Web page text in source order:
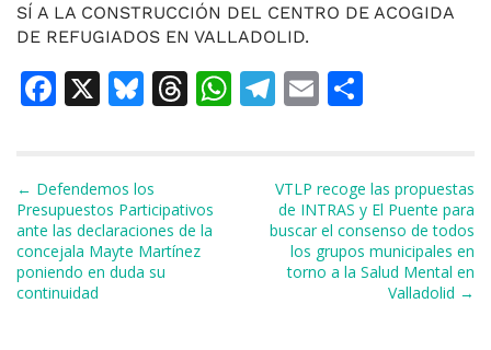
SÍ A LA CONSTRUCCIÓN DEL CENTRO DE ACOGIDA
DE REFUGIADOS EN VALLADOLID.
F
e
b
o
o
X
Bl
s
k
y
T
d
s
W T
gr
a
m
E
l
p
ar
ti
Navegación de entradas
← Defendemos los
Presupuestos Participativos
ante las declaraciones de la
concejala Mayte Martínez
poniendo en duda su
continuidad
VTLP recoge las propuestas
de INTRAS y El Puente para
buscar el consenso de todos
los grupos municipales en
torno a la Salud Mental en
Valladolid →